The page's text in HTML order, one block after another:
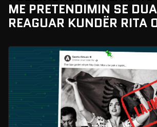
ME PRETENDIMIN SE
REAGUAR KUNDËR RITA